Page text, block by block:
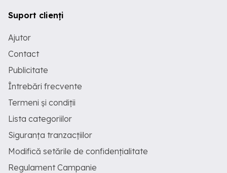
Suport clienți
Ajutor
Contact
Publicitate
Întrebări frecvente
Termeni și condiții
Lista categoriilor
Siguranța tranzacțiilor
Modifică setările de confidențialitate
Regulament Campanie